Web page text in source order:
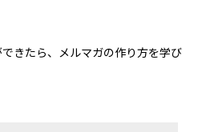
きたら、メルマガの作り方を学び